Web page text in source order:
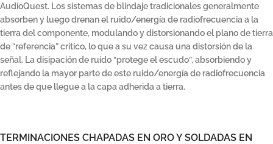
AudioQuest. Los sistemas de blindaje tradicionales generalmente
absorben y luego drenan el ruido/energía de radiofrecuencia a la
tierra del componente, modulando y distorsionando el plano de tierra
de “referencia” crítico, lo que a su vez causa una distorsión de la
señal. La disipación de ruido “protege el escudo”, absorbiendo y
reflejando la mayor parte de este ruido/energía de radiofrecuencia
antes de que llegue a la capa adherida a tierra.
TERMINACIONES CHAPADAS EN ORO Y SOLDADAS EN